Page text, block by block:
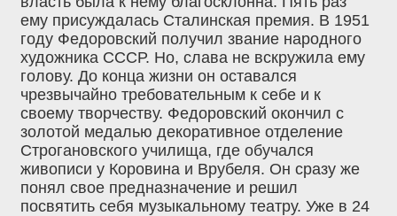
ему присуждалась Сталинская премия. В 1951
году Федоровский получил звание народного
художника СССР. Но, слава не вскружила ему
голову. До конца жизни он оставался
чрезвычайно требовательным к себе и к
своему творчеству. Федоровский окончил с
золотой медалью декоративное отделение
Строгановского училища, где обучался
живописи у Коровина и Врубеля. Он сразу же
понял свое предназначение и решил
посвятить себя музыкальному театру. Уже в 24